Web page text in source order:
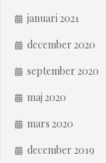
januari 2021
december 2020
september 2020
maj 2020
mars 2020
december 2019